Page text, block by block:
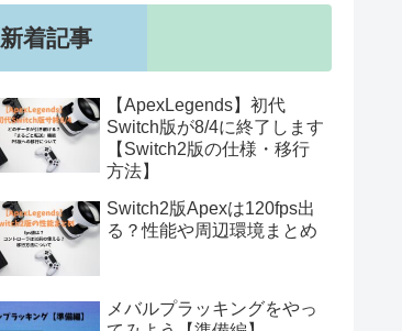
新着記事
【ApexLegends】初代
Switch版が8/4に終了します
【Switch2版の仕様・移行
方法】
Switch2版Apexは120fps出
る？性能や周辺環境まとめ
メバルプラッキングをやっ